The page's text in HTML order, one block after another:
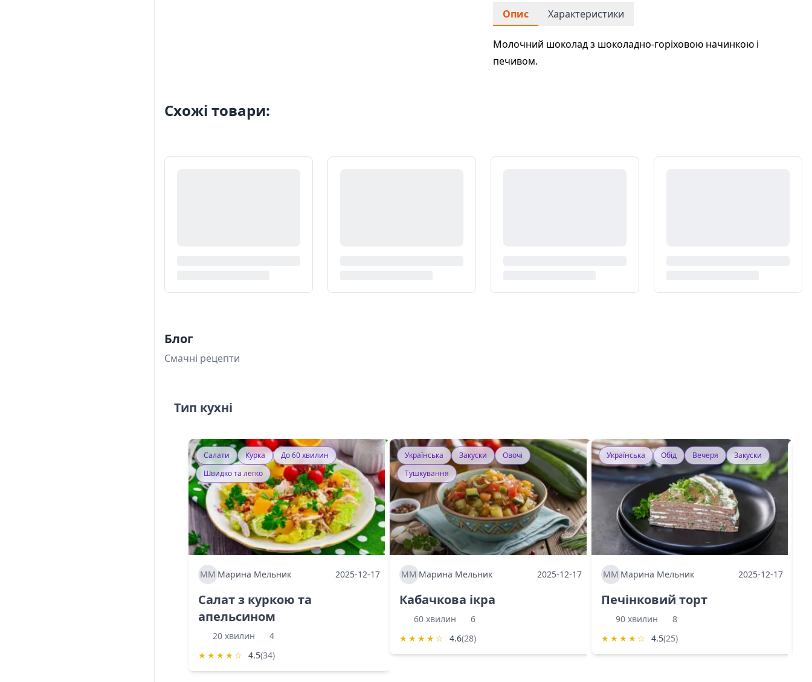
Опис Характеристики
Молочний шоколад з шоколадно-горіховою начинкою і
печивом.
Схожі товари:
Блог
Смачні рецепти
Тип кухні
Салати Курка
До 60 хвилин
Швидко та легко
ММ Марина Мельник 2025-12-17
Салат з куркою та
апельсином
20 хвилин
4
★ ★ ★ ★ ☆ 4.5(34)
Українська Закуски
Овочі
Тушкування
ММ Марина Мельник 2025-12-17
Кабачкова ікра
60 хвилин
6
★ ★ ★ ★ ☆ 4.6(28)
Українська Обід Вечеря Закуски
МММарина Мельник 2025-12-17
Печінковий торт
90 хвилин
8
★ ★ ★ ★ ☆ 4.5(25)